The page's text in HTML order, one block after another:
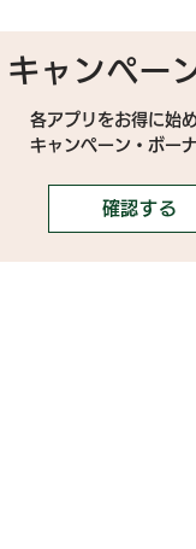
キャンペー
各アプリをお得に始
キャンペーン・ボー
確認する